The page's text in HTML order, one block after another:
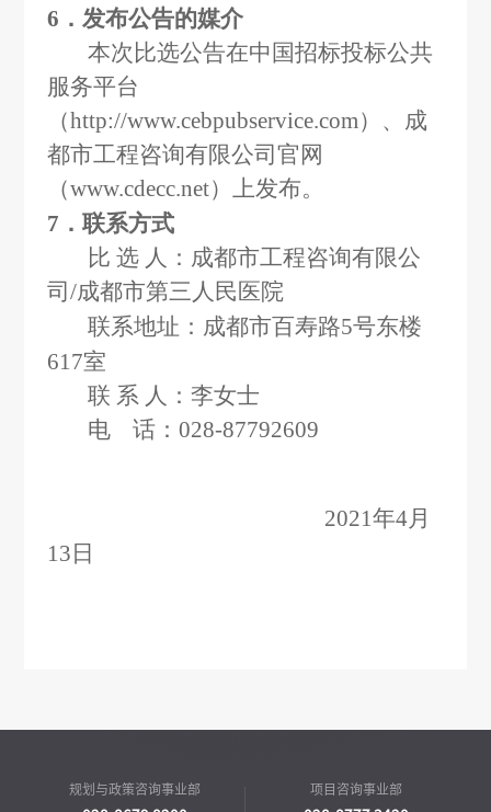
6 ．发布公告的媒介
本次比选公告在中国招标投标公共
服务平台
（http://www.cebpubservice.com）、成
都市工程咨询有限公司官网
（www.cdecc.net）上发布。
7 ．联系方式
比 选 人： 成都市工程咨询有限公
司/成都市第三人民医院
联系地址： 成都市百寿路5号东楼
617室
联 系 人：李女士
电
话：028-87792609
2021年4月
13日
规划与政策咨询事业部 项目咨询事业部